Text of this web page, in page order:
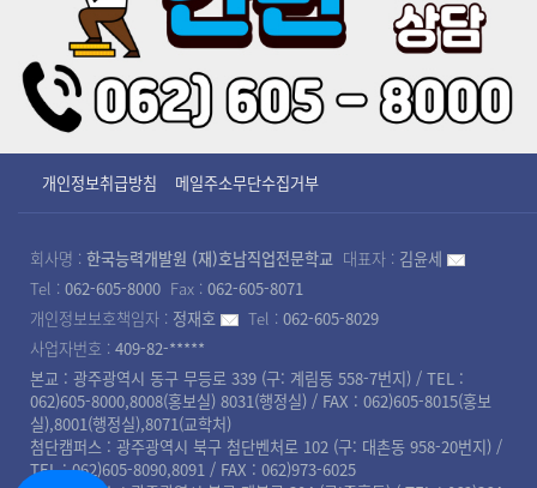
개인정보취급방침 메일주소무단수집거부
회사명 : 한국능력개발원 (재)호남직업전문학교 대표자 : 김윤세
Tel : 062-605-8000 Fax : 062-605-8071
개인정보보호책임자 : 정재호 Tel : 062-605-8029
사업자번호 : 409-82-*****
본교 : 광주광역시 동구 무등로 339 (구: 계림동 558-7번지) / TEL :
062)605-8000,8008(홍보실) 8031(행정실) / FAX : 062)605-8015(홍보
실),8001(행정실),8071(교학처)
첨단캠퍼스 : 광주광역시 북구 첨단벤처로 102 (구: 대촌동 958-20번지) /
TEL : 062)605-8090,8091 / FAX : 062)973-6025